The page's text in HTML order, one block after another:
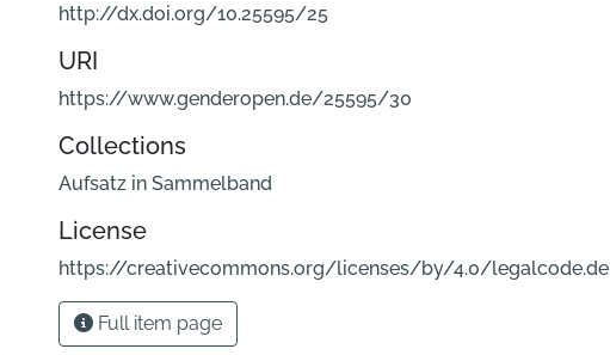
http://dx.doi.org/10.25595/25
URI
https://www.genderopen.de/25595/30
Collections
Aufsatz in Sammelband
License
https://creativecommons.org/licenses/by/4.0/legalcode.de
Full item page